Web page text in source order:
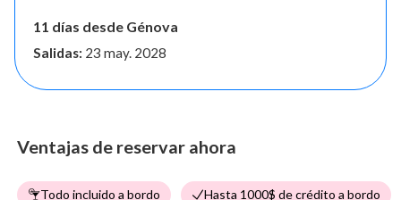
11 días desde Génova
Salidas: 23 may. 2028
Ventajas de reservar ahora
Todo incluido a bordo Hasta 1000$ de crédito a bordo